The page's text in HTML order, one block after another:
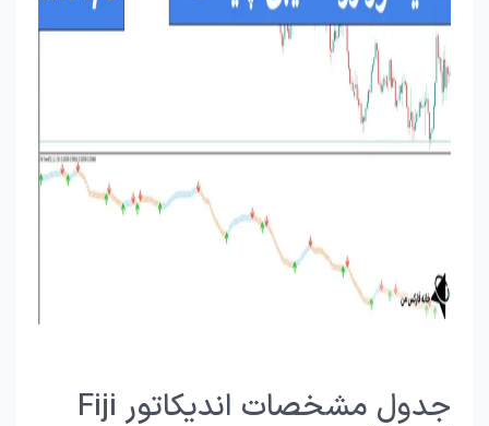
جدول مشخصات اندیکاتور Fiji